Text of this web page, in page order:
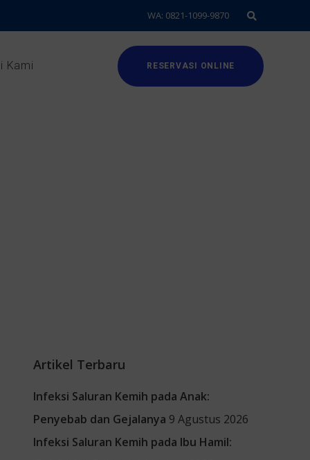
WA: 0821-1099-9870
Kami RESERVASI ONLINE
Artikel Terbaru
Infeksi Saluran Kemih pada Anak:
Penyebab dan Gejalanya 9 Agustus 2026
Infeksi Saluran Kemih pada Ibu Hamil: